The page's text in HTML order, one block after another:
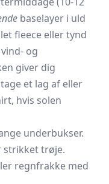
baselayer i uld
fleece eller tynd
og
giver dig
et lag af eller
hvis solen
underbukser.
strikket trøje.
regnfrakke med